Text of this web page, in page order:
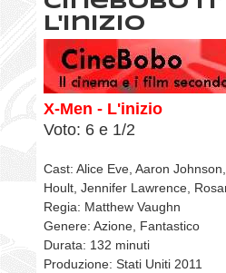
L'inizio
X-Men - L'inizio
Voto: 6 e 1/2
Cast: Alice Eve, Aaron
Hoult, Jennifer Lawrence,
Regia: Matthew Vaughn
Genere: Azione, Fantastico
Durata: 132 minuti
Produzione: Stati Uniti 2011